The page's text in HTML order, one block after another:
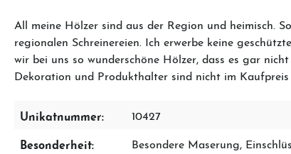
All meine Hölzer sind aus der Region und heimisch.
regionalen Schreinereien. Ich erwerbe keine
wir bei uns so wunderschöne Hölzer, dass es gar
Dekoration und Produkthalter sind nicht im
Unikatnummer: 10427
Besonderheit: Besondere Maserung,